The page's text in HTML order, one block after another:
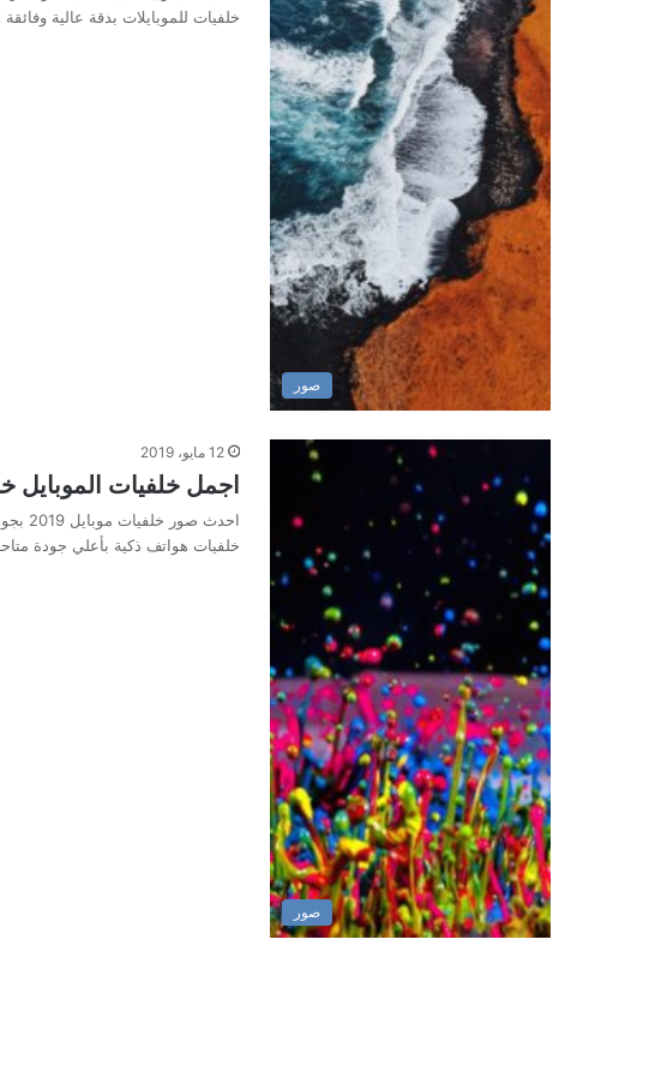
صور
خلفيات للموبايلات بدقة عالية
صور
12 مايو، 2019
اجمل خلفيات الموبايل
خلفيات هواتف ذكية بأعلي جودة